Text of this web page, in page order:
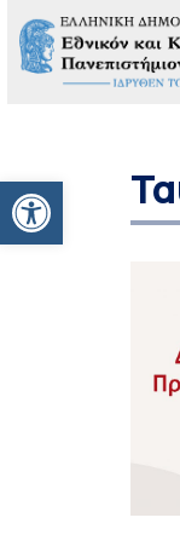
Ανοίξτε τη γραμμή